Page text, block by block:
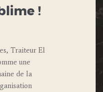
!
Traiteur El
une
de la